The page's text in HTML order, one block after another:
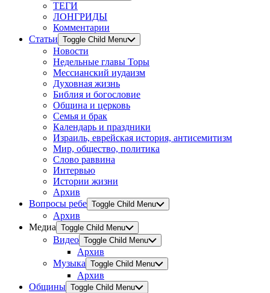
ТЕГИ
ЛОНГРИДЫ
Комментарии
Статьи Toggle Child Menu
Новости
Недельные главы Торы
Мессианский иудаизм
Духовная жизнь
Библия и богословие
Община и церковь
Семья и брак
Календарь и праздники
Израиль, еврейская история, антисемитизм
Мир, общество, политика
Слово раввина
Интервью
Истории жизни
Архив
Вопросы ребе Toggle Child Menu
Архив
Медиа Toggle Child Menu
Видео Toggle Child Menu
Архив
Музыка Toggle Child Menu
Архив
Общины Toggle Child Menu